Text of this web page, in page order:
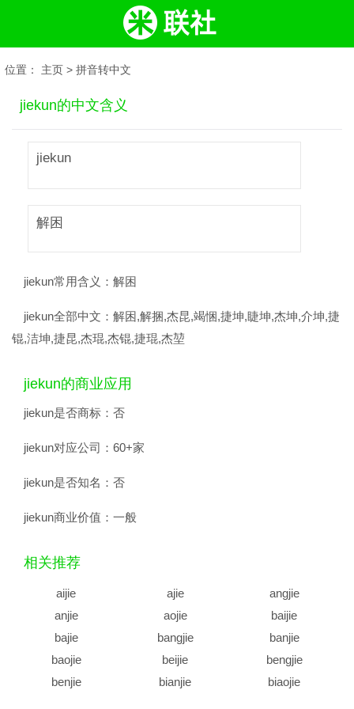
位置： 主页 > 拼音转中文
jiekun的中文含义
jiekun
解困
jiekun常用含义： 解困
jiekun全部中文： 解困,解捆,杰昆,竭悃,捷坤,睫坤,杰坤,介坤,捷
锟,洁坤,捷昆,杰琨,杰锟,捷琨,杰堃
jiekun的商业应用
jiekun是否商标： 否
jiekun对应公司： 60+家
jiekun是否知名： 否
jiekun商业价值： 一般
相关推荐
aijie ajie
angjie
anjie
aojie
baijie
bajie
bangjie
banjie
baojie
beijie
bengjie
benjie
bianjie
biaojie